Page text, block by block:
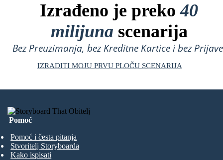
Izrađeno je preko40
milijuna scenarija
Bez Preuzimanja, bez Kreditne Kartice i bez
IZRADITI MOJU PRVU PLOČU SCENARIJA
Pomoć
Pomoć i česta pitanja
Stvoritelj Storyboarda
Kako ispisati